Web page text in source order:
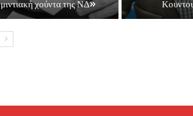
μιντιακή χούντα της ΝΔ»